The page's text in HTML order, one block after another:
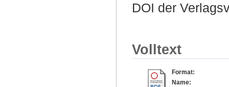
DOI der
Volltext
Format:
Name: